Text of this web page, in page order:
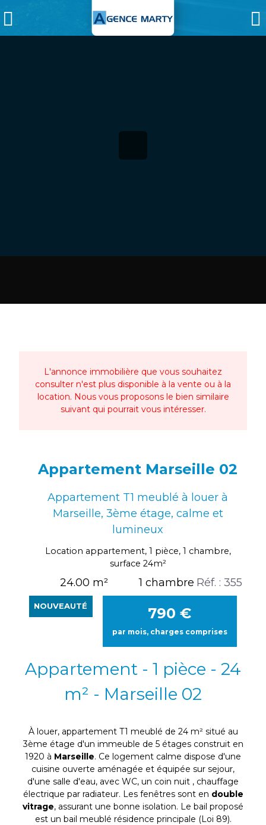
L'annonce immobilière que vous souhaitez
consulter n'est plus disponible à la vente ou à la
location. Nous vous proposons le bien similaire
suivant qui pourrait vous intéresser.
Appartement Marseille 02
Appartement T1 meublé à louer à
Marseille, 3ème étage, calme et
lumineux
Location appartement, 1 pièce, 1 chambre,
surface 24m²
24.00 m² 1 chambre Réf. : 355
790 €
par mois, charges comprises
NOUVEAUTÉ
Appartement - 1 pièce - 24
m² - Marseille 02
À louer, appartement T1 meublé de 24 m² situé au
3ème étage d'un immeuble de 5 étages construit en
1920 à Marseille. Ce logement calme dispose d'une
cuisine ouverte aménagée et équipée sur sejour,
d'une salle d'eau, avec WC, un coin nuit , chauffage
électrique par radiateur. Les fenêtres sont en double
vitrage, assurant une bonne isolation. Le bail proposé
est un bail meublé résidence principale (Loi 89).